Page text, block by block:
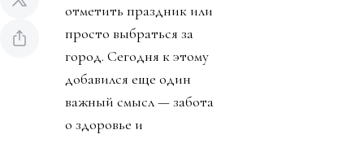
отметить праздник или
просто выбраться за
город. Сегодня к этому
добавился еще один
важный смысл — забота
о здоровье и